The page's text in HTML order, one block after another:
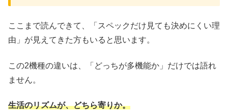
ここまで読んできて、「スペックだけ見ても決めにくい理
由」が見えてきた方もいると思います。
この2機種の違いは、「どっちが多機能か」だけでは語れ
ません。
生活のリズムが、どちら寄りか。